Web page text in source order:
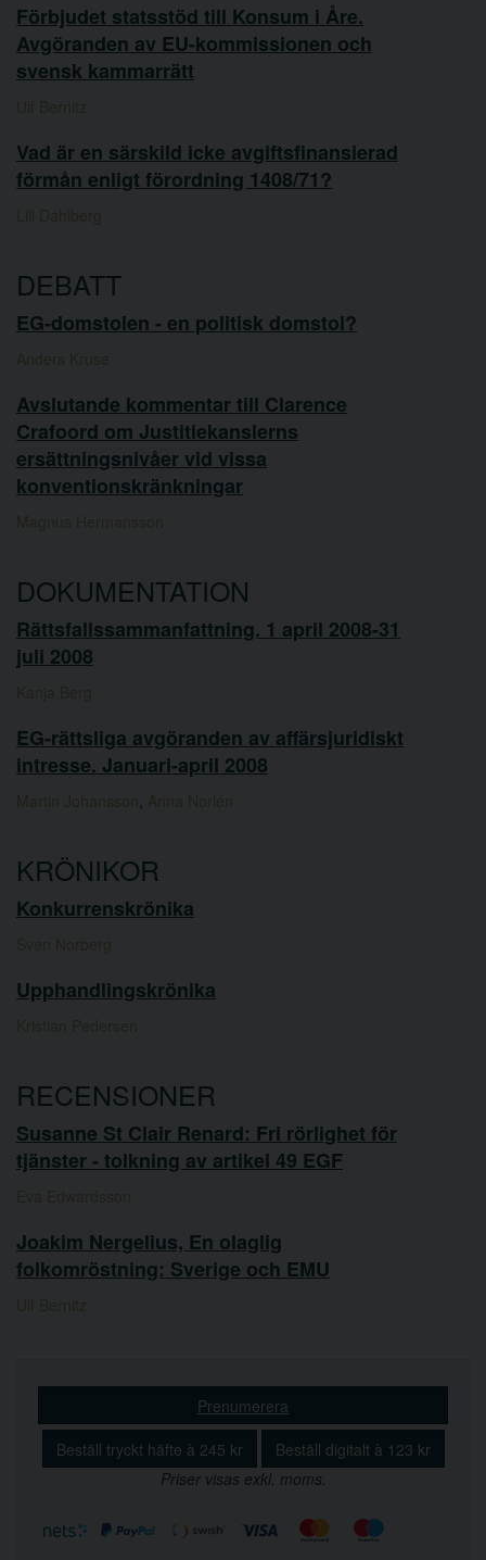
Förbjudet statsstöd till Konsum i Åre.
Avgöranden av EU-kommissionen och
svensk kammarrätt
Vad är en särskild icke avgiftsfinansierad
förmån enligt förordning 1408/71?
DEBATT
EG-domstolen - en politisk domstol?
Avslutande kommentar till Clarence
Crafoord om Justitiekanslerns
ersättningsnivåer vid vissa
konventionskränkningar
DOKUMENTATION
Rättsfallssammanfattning. 1 april 2008-31
juli 2008
EG-rättsliga avgöranden av affärsjuridiskt
intresse. Januari-april 2008
KRÖNIKOR
Konkurrenskrönika
Upphandlingskrönika
RECENSIONER
Susanne St Clair Renard: Fri rörlighet för
tjänster - tolkning av artikel 49 EGF
Joakim Nergelius, En olaglig
folkomröstning: Sverige och EMU
Prenumerera
Beställ tryckt häfte à 245 kr
Beställ digitalt à 123 kr
Priser visas exkl. moms.